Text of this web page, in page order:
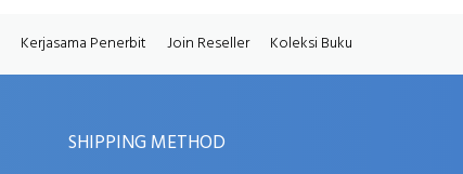
Kerjasama Penerbit Join Reseller Koleksi Buku
SHIPPING METHOD